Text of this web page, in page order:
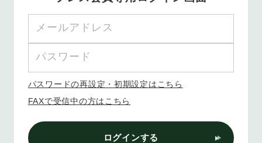
パスワードの再設定・初期設定はこちら
FAXで受信中の方はこちら
ログインする